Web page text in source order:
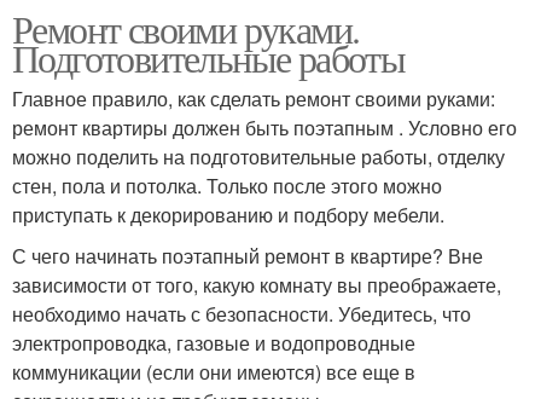
Ремонт своими руками.
Подготовительные работы
Главное правило, как сделать ремонт своими руками:
ремонт квартиры должен быть поэтапным . Условно его
можно поделить на подготовительные работы, отделку
стен, пола и потолка. Только после этого можно
приступать к декорированию и подбору мебели.
С чего начинать поэтапный ремонт в квартире? Вне
зависимости от того, какую комнату вы преображаете,
необходимо начать с безопасности. Убедитесь, что
электропроводка, газовые и водопроводные
коммуникации (если они имеются) все еще в